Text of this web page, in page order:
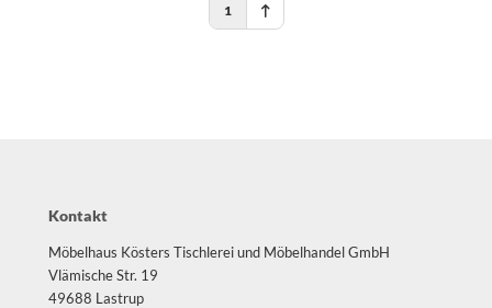
1
Kontakt
Möbelhaus Kösters Tischlerei und Möbelhandel GmbH
Vlämische Str. 19
49688 Lastrup